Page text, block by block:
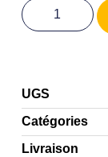
UGS
Catégories
Livraison